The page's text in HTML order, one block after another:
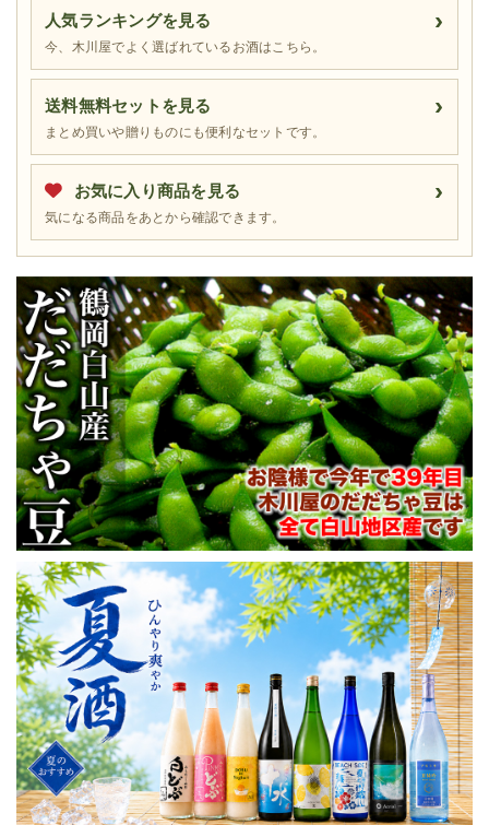
人気ランキングを見る
今、木川屋でよく選ばれているお酒はこちら。
送料無料セットを見る
まとめ買いや贈りものにも便利なセットです。
お気に入り商品を見る
気になる商品をあとから確認できます。